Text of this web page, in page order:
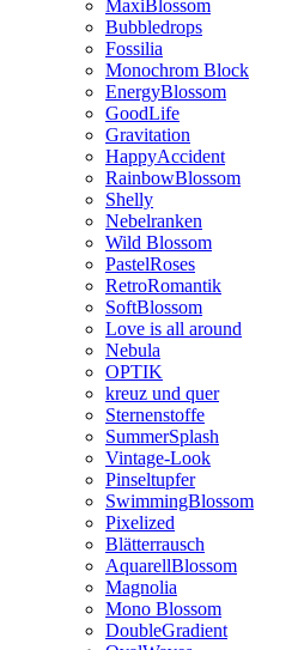
MaxiBlossom
Bubbledrops
Fossilia
Monochrom Block
EnergyBlossom
GoodLife
Gravitation
HappyAccident
RainbowBlossom
Shelly
Nebelranken
Wild Blossom
PastelRoses
RetroRomantik
SoftBlossom
Love is all around
Nebula
OPTIK
kreuz und quer
Sternenstoffe
SummerSplash
Vintage-Look
Pinseltupfer
SwimmingBlossom
Pixelized
Blätterrausch
AquarellBlossom
Magnolia
Mono Blossom
DoubleGradient